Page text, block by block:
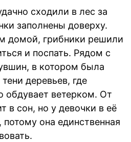
сходили в лес за
заполнены доверху.
домой, грибники решили
и поспать. Рядом с
в котором была
деревьев, где
обдувает ветерком. От
в сон, но у девочки в её
она единственная